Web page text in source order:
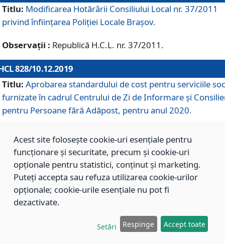
Titlu: Modificarea Hotărârii Consiliului Local nr. 37/2011
privind înființarea Poliției Locale Brașov.
Observații : Republică H.C.L. nr. 37/2011.
828/10.12.2019
Titlu: Aprobarea standardului de cost pentru serviciile
furnizate în cadrul Centrului de Zi de Informare și
pentru Persoane fără Adăpost, pentru anul 2020.
827/10.12.2019
Aprobarea standardului de cost pentru serviciile
furnizate în cadrul Centrului Rezidențial pentru Persoane
Adăpost, pentru anul 2020.
Aprobarea standardului de cost pentru serviciile
Acest site folosește cookie-uri esențiale pentru
funcționare și securitate, precum și cookie-uri
opționale pentru statistici, conținut și marketing.
Puteți accepta sau refuza utilizarea cookie-urilor
opționale; cookie-urile esențiale nu pot fi
dezactivate.
Setări Respinge Accept toate